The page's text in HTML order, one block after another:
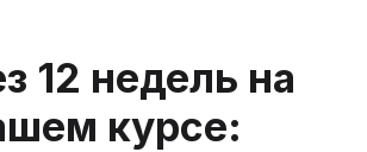
12 недель на
курсе: